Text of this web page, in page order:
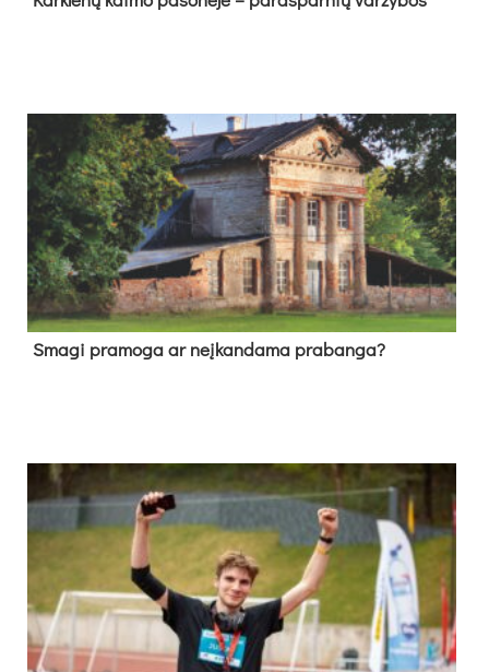
Sma­gi pra­mo­ga ar neį­kan­da­ma pra­ban­ga?